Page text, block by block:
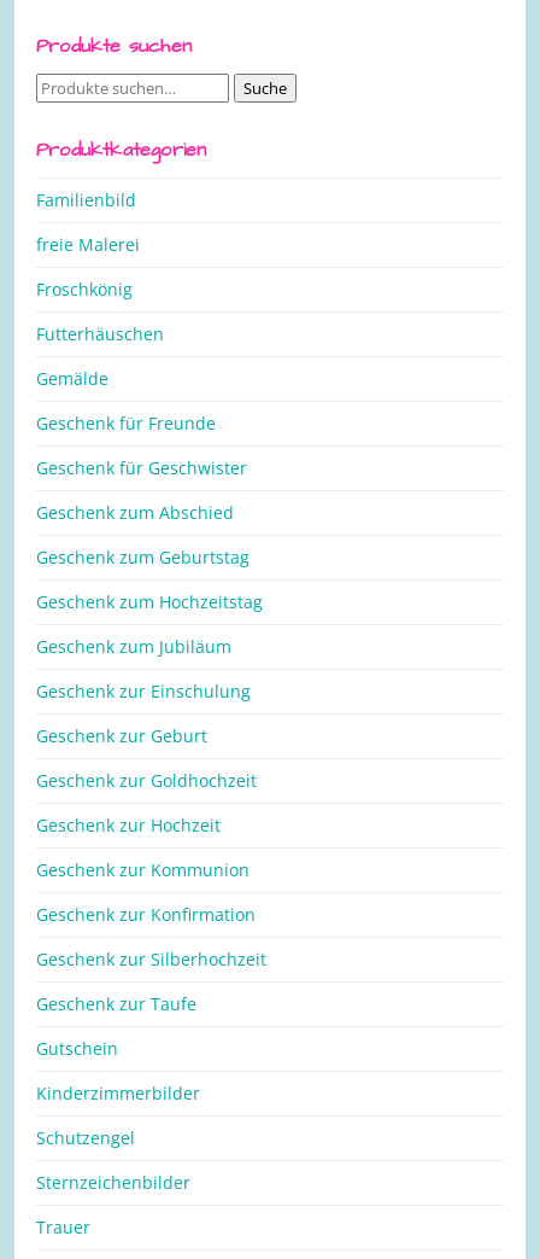
Produkte suchen
Suche
Suche
Produktkategorien
Familienbild
freie Malerei
Froschkönig
Futterhäuschen
Gemälde
Geschenk für Freunde
Geschenk für Geschwister
Geschenk zum Abschied
Geschenk zum Geburtstag
Geschenk zum Hochzeitstag
Geschenk zum Jubiläum
Geschenk zur Einschulung
Geschenk zur Geburt
Geschenk zur Goldhochzeit
Geschenk zur Hochzeit
Geschenk zur Kommunion
Geschenk zur Konfirmation
Geschenk zur Silberhochzeit
Geschenk zur Taufe
Gutschein
Kinderzimmerbilder
Schutzengel
Sternzeichenbilder
Trauer